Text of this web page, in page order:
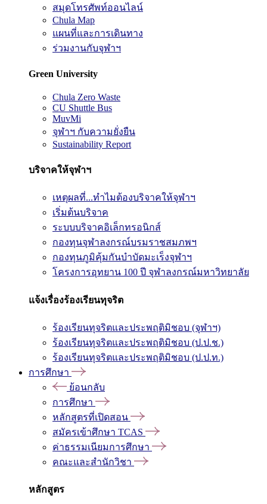
สมุดโทรศัพท์ออนไลน์
Chula Map
แผนที่และการเดินทาง
ร่วมงานกับจุฬาฯ
Green University
Chula Zero Waste
CU Shuttle Bus
MuvMi
จุฬาฯ กับความยั่งยืน
Sustainability Report
บริจาคให้จุฬาฯ
เหตุผลที่...ทำไมต้องบริจาคให้จุฬาฯ
เริ่มต้นบริจาค
ระบบบริจาคอิเล็กทรอนิกส์
กองทุนจุฬาลงกรณ์บรมราชสมภพฯ
กองทุนภูมิคุ้มกันบำบัดมะเร็งจุฬาฯ
โครงการอุทยาน 100 ปี จุฬาลงกรณ์มหาวิทยาลัย
แจ้งเรื่องร้องเรียนทุจริต
ร้องเรียนทุจริตและประพฤติมิชอบ (จุฬาฯ)
ร้องเรียนทุจริตและประพฤติมิชอบ (ป.ป.ช.)
ร้องเรียนทุจริตและประพฤติมิชอบ (ป.ป.ท.)
การศึกษา
ย้อนกลับ
การศึกษา
หลักสูตรที่เปิดสอน
สมัครเข้าศึกษา TCAS
ค่าธรรมเนียมการศึกษา
คณะและสำนักวิชา
หลักสูตร